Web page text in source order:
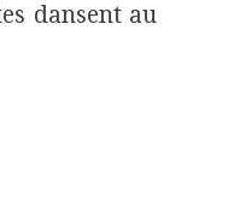
dansent au